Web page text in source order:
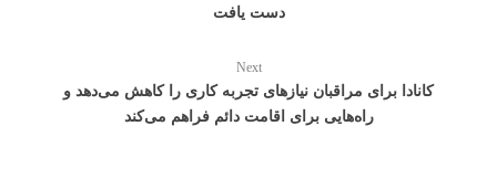
دست یافت
Next
کانادا برای مراقبان نیازهای تجربه کاری را کاهش می‌دهد و
راه‌هایی برای اقامت دائم فراهم می‌کند